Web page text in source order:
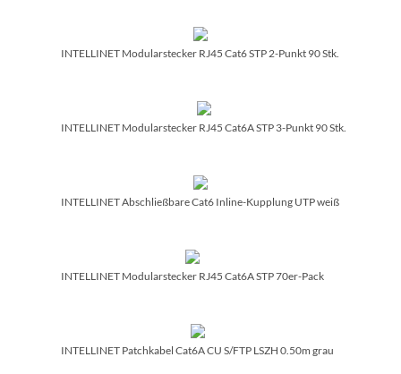
INTELLINET Modularstecker RJ45 Cat6 STP 2-Punkt 90 Stk.
INTELLINET Modularstecker RJ45 Cat6A STP 3-Punkt 90 Stk.
INTELLINET Abschließbare Cat6 Inline-Kupplung UTP weiß
INTELLINET Modularstecker RJ45 Cat6A STP 70er-Pack
INTELLINET Patchkabel Cat6A CU S/­FTP LSZH 0.50m grau